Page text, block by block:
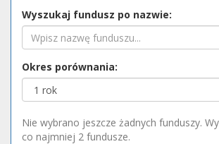
Wyszukaj fundusz po nazwie:
Okres porównania:
Nie wybrano jeszcze żadnych funduszy.
co najmniej 2 fundusze.